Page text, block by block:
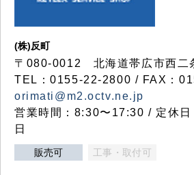
(株)反町
〒080-0012 北海道帯広市西二
TEL：0155-22-2800 / FAX：
orimati@m2.octv.ne.jp
営業時間：8:30〜17:30 / 定休日
日
販売可 工事・取付可